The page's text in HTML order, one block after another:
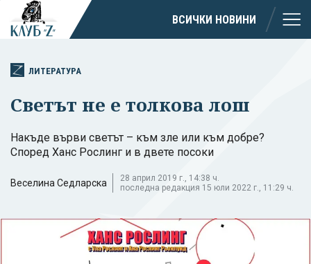
ВСИЧКИ НОВИНИ
ЛИТЕРАТУРА
Светът не е толкова лош
Накъде върви светът – към зле или към добре?
Според Ханс Рослинг и в двете посоки
Веселина Седларска
28 април 2019 г., 14:38 ч.
последна редакция 15 юли 2022 г., 11:29 ч.